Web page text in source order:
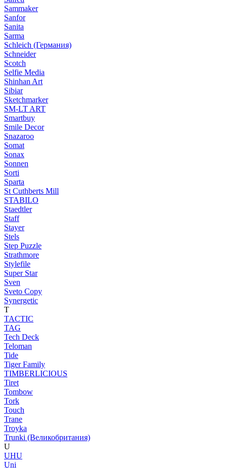
Sammaker
Sanfor
Sanita
Sarma
Schleich (Германия)
Schneider
Scotch
Selfie Media
Shinhan Art
Sibiar
Sketchmarker
SM-LT ART
Smartbuy
Smile Decor
Snazaroo
Somat
Sonax
Sonnen
Sorti
Sparta
St Cuthberts Mill
STABILO
Staedtler
Staff
Stayer
Stels
Step Puzzle
Strathmore
Stylefile
Super Star
Sven
Sveto Copy
Synergetic
T
TACTIC
TAG
Tech Deck
Teloman
Tide
Tiger Family
TIMBERLICIOUS
Tiret
Tombow
Tork
Touch
Trane
Troyka
Trunki (Великобритания)
U
UHU
Uni